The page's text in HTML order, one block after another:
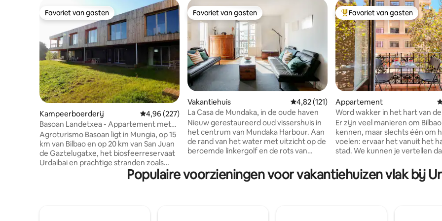
Favoriet van gasten
Favoriet van gasten
Kampeerboerderij Gemiddelde beoordeling van 4,96 uit 5, 227 recensies
4,96 (227)
Basoan Landetxea - Appartement met
uitzicht op de bergen
Agroturismo Basoan ligt in Mungia, op 15
km van Bilbao en op 20 km van San Juan
de Gaztelugatxe, het biosfeerreservaat
Urdaibai en prachtige stranden zoals
Plentzia, Gorliz of Sopelana. De 9
appartementen hebben airconditioning,
Favoriet van gasten
Favoriet van gasten
Vakantiehuis Gemiddelde beoordeling van 4,82 uit 5, 121
4,82 (121)
La Casa de Mundaka, in de oude haven
Nieuw gerestaureerd oud vissershuis in
het centrum van Mundaka Harbour. Aan
de rand van het water met uitzicht op de
beroemde linkergolf en de rots van
eetkamer eetkamer, 3 slaapkamers en
keuken en badkamer (NIEUW 2023)
Topfavoriet van gasten
Favoriet van gasten
Appartement
Word wakker in het hart van
mijl van Bilbao
Er zijn veel manieren om
kennen, maar slechts één om
voelen: ervaar het vanuit het
stad. We kunnen je vertellen
Bilbao zal zijn, maar dat zie je
foto's. Daarom willen we je
een andere: de Globo-bar en
Populaire voorzieningen voor vakantiehuizen vlak bij